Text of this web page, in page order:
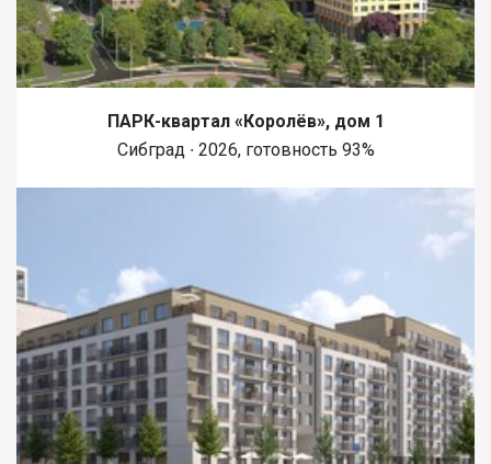
ПАРК-квартал «Королёв», дом 1
Сибград ∙ 2026, готовность 93%